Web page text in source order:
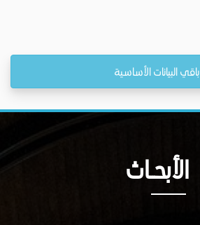
باقي البيانات الأساسية
الأبحــاث